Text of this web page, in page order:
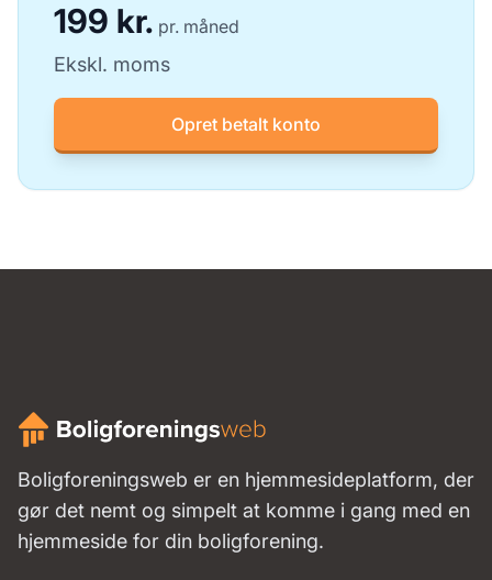
199 kr. pr. måned
Ekskl. moms
Opret betalt konto
Boligforeningsweb er en hjemmesideplatform, der
gør det nemt og simpelt at komme i gang med en
hjemmeside for din boligforening.